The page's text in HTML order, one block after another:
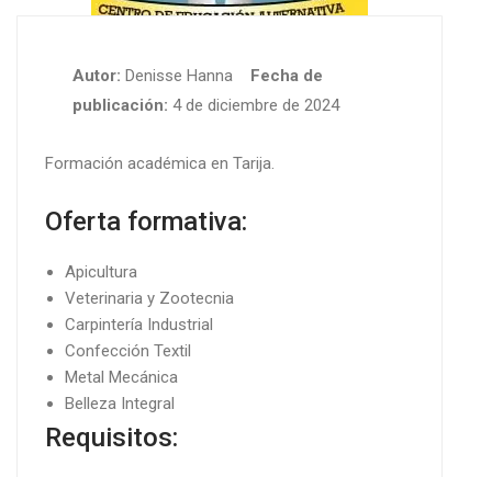
Autor: Denisse Hanna Fecha de
publicación: 4 de diciembre de 2024
Formación académica en Tarija.
Oferta formativa:
Apicultura
Veterinaria y Zootecnia
Carpintería Industrial
Confección Textil
Metal Mecánica
Belleza Integral
Requisitos: